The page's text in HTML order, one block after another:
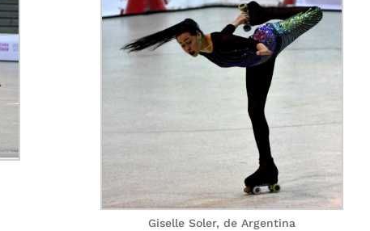
Giselle Soler, de Argentina